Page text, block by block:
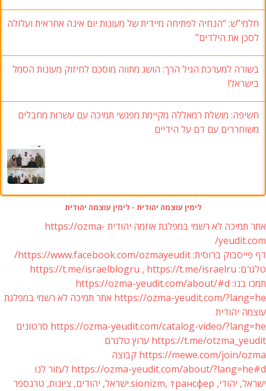
חלמי”ש: “הנחיה לפתיחה מיידית של מעונות יום אינה אחראית ועלולה
לסכן את הילדים”
בשורה למערכת הגיל הרך: הושג מתווה מוסכם לחיזוק מעונות הסמל
בישראל!
חשיפה: מושלת רמאללה מקיימת מפגשי תמיכה עם עשרות מחבלים
משוחררים עם דם על הידיים
לימין עוצמה יהודית - לימין עוצמה יהודית
אתר תמיכה לא רשמי במפלגת אוזמה יהודית https://ozma-
yeudit.com/
דף פייסבוק ברוסית: https://www.facebook.com/ozmayeudit/
טלגרם: https://t.me/israelblogru , https://t.me/israelru
תמכו בנו: https://ozma-yeudit.com/about/#d
https://ozma-yeudit.com/?lang=he אתר תמיכה לא רשמי במפלגת
עוצמה יהודית
https://ozma-yeudit.com/catalog-video/?lang=he סרטונים
https://t.me/otzma_yeudit ערוץ טלגרם
https://mewe.com/join/ozma קבוצה
https://ozma-yeudit.com/about/?lang=he#d לעזור לנו
ישראל, יהודי, sionizm, трансфер.ישראל, יהודים, ציונות, טרנספר